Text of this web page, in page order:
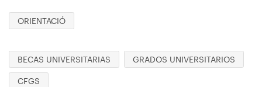
ORIENTACIÓ
BECAS UNIVERSITARIAS GRADOS UNIVERSITARIOS
CFGS